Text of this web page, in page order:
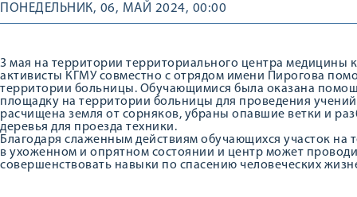
ПОНЕДЕЛЬНИК, 06, МАЙ 2024, 00:00
3 мая на территории территориального центра медицины
активисты КГМУ совместно с отрядом имени Пирогова
территории больницы. Обучающимися была оказана
площадку на территории больницы для проведения
расчищена земля от сорняков, убраны опавшие ветки и
деревья для проезда техники.
Благодаря слаженным действиям обучающихся участок
в ухоженном и опрятном состоянии и центр может
совершенствовать навыки по спасению человеческих